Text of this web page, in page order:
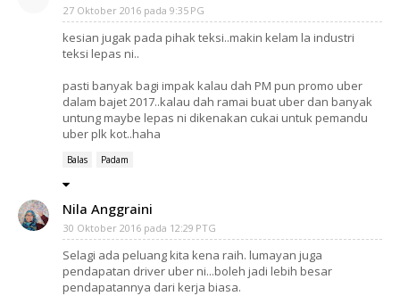
27 Oktober 2016 pada 9:35 PG
kesian jugak pada pihak teksi..makin kelam la industri
teksi lepas ni..
pasti banyak bagi impak kalau dah PM pun promo uber
dalam bajet 2017..kalau dah ramai buat uber dan banyak
untung maybe lepas ni dikenakan cukai untuk pemandu
uber plk kot..haha
Balas Padam
Nila Anggraini
30 Oktober 2016 pada 12:29 PTG
Selagi ada peluang kita kena raih. lumayan juga
pendapatan driver uber ni...boleh jadi lebih besar
pendapatannya dari kerja biasa.